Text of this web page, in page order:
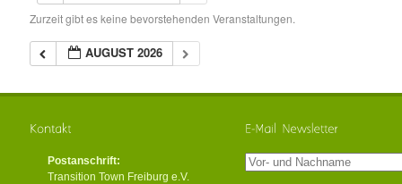
Zurzeit gibt es keine bevorstehenden Veranstaltungen.
AUGUST 2026
Postanschrift:
Transition Town Freiburg e.V.